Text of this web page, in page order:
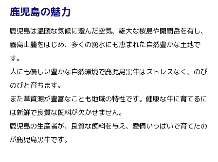
鹿児島の魅力
鹿児島は温暖な気候に澄んだ空気、雄大な桜島や開聞岳を有し、
霧島山麓をはじめ、多くの湧水にも恵まれた自然豊かな土地で
す。
人にも優しい豊かな自然環境で鹿児島黒牛はストレスなく、のび
のびと育ちます。
また草資源が豊富なことも地域の特性です。健康な牛に育てるに
は新鮮で良質な飼料が欠かせません。
鹿児島の生産者が、良質な飼料を与え、愛情いっぱいで育てたの
が鹿児島黒牛です。